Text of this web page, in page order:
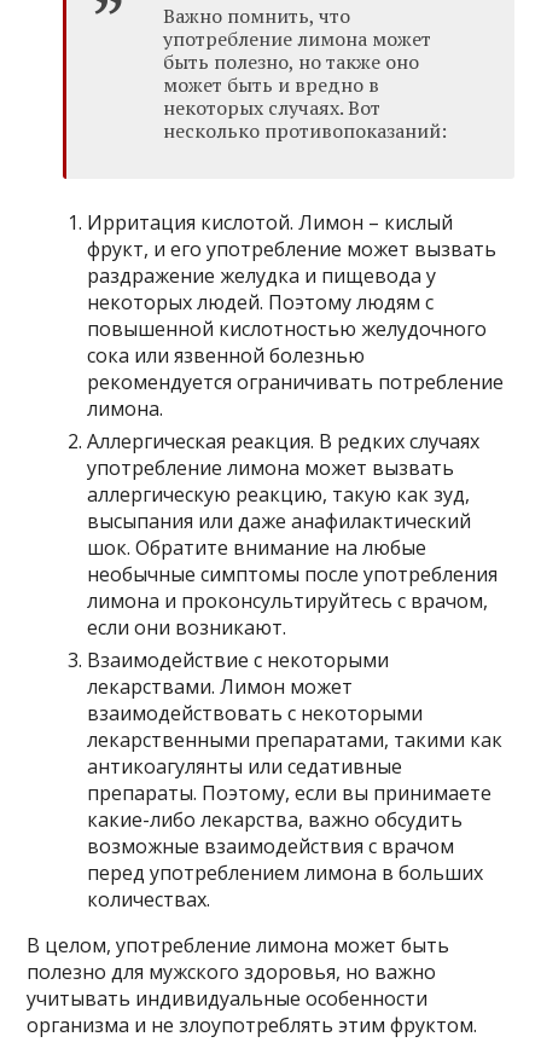
Важно помнить, что
употребление лимона может
быть полезно, но также оно
может быть и вредно в
некоторых случаях. Вот
несколько противопоказаний:
Ирритация кислотой. Лимон – кислый
фрукт, и его употребление может вызвать
раздражение желудка и пищевода у
некоторых людей. Поэтому людям с
повышенной кислотностью желудочного
сока или язвенной болезнью
рекомендуется ограничивать потребление
лимона.
Аллергическая реакция. В редких случаях
употребление лимона может вызвать
аллергическую реакцию, такую как зуд,
высыпания или даже анафилактический
шок. Обратите внимание на любые
необычные симптомы после употребления
лимона и проконсультируйтесь с врачом,
если они возникают.
Взаимодействие с некоторыми
лекарствами. Лимон может
взаимодействовать с некоторыми
лекарственными препаратами, такими как
антикоагулянты или седативные
препараты. Поэтому, если вы принимаете
какие-либо лекарства, важно обсудить
возможные взаимодействия с врачом
перед употреблением лимона в больших
количествах.
В целом, употребление лимона может быть
полезно для мужского здоровья, но важно
учитывать индивидуальные особенности
организма и не злоупотреблять этим фруктом.